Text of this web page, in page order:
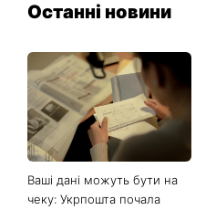
Останні новини
Ваші дані можуть бути на
чеку: Укрпошта почала